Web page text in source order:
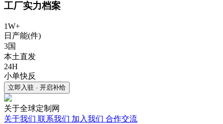
工厂实力档案
1W+
日产能(件)
3国
本土直发
24H
小单快反
立即入驻 · 开启补给
关于全球定制网
关于我们 联系我们 加入我们 合作交流